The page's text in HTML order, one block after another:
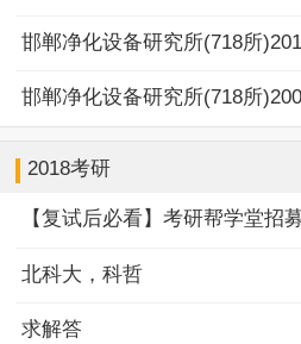
2018考研
【复试后必看】考研帮学堂招
北科大，科哲
求解答